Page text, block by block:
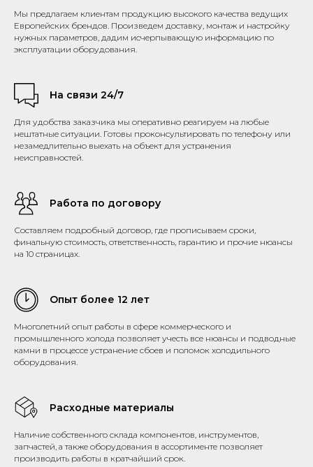
Мы предлагаем клиентам продукцию высокого качества ведущих
Европейских брендов. Произведем доставку, монтаж и настройку
нужных параметров, дадим исчерпывающую информацию по
эксплуатации оборудования.
На связи 24/7
Для удобства заказчика мы оперативно реагируем на любые
нештатные ситуации. Готовы проконсультировать по телефону или
незамедлительно выехать на объект для устранения
неисправностей.
Работа по договору
Составляем подробный договор, где прописываем сроки,
финальную стоимость, ответственность, гарантию и прочие нюансы
на 10 страницах.
Опыт более 12 лет
Многолетний опыт работы в сфере коммерческого и
промышленного холода позволяет учесть все нюансы и подводные
камни в процессе устранение сбоев и поломок холодильного
оборудования.
Расходные материалы
Наличие собственного склада компонентов, инструментов,
запчастей, а также оборудования в ассортименте позволяет
производить работы в кратчайший срок.